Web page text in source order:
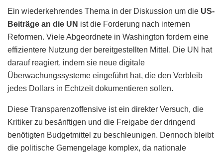
Ein wiederkehrendes Thema in der Diskussion um die US-
Beiträge an die UN ist die Forderung nach internen
Reformen. Viele Abgeordnete in Washington fordern eine
effizientere Nutzung der bereitgestellten Mittel. Die UN hat
darauf reagiert, indem sie neue digitale
Überwachungssysteme eingeführt hat, die den Verbleib
jedes Dollars in Echtzeit dokumentieren sollen.
Diese Transparenzoffensive ist ein direkter Versuch, die
Kritiker zu besänftigen und die Freigabe der dringend
benötigten Budgetmittel zu beschleunigen. Dennoch bleibt
die politische Gemengelage komplex, da nationale